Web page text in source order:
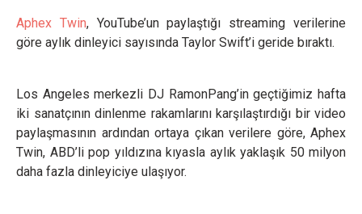
Aphex Twin, YouTube’un paylaştığı streaming verilerine
göre aylık dinleyici sayısında Taylor Swift’i geride bıraktı.
Los Angeles merkezli DJ RamonPang’in geçtiğimiz hafta
iki sanatçının dinlenme rakamlarını karşılaştırdığı bir video
paylaşmasının ardından ortaya çıkan verilere göre, Aphex
Twin, ABD’li pop yıldızına kıyasla aylık yaklaşık 50 milyon
daha fazla dinleyiciye ulaşıyor.